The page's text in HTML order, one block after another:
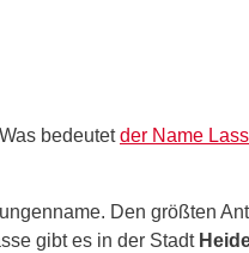
Was bedeutetder Name
Den größten
gibt es in der Stadt